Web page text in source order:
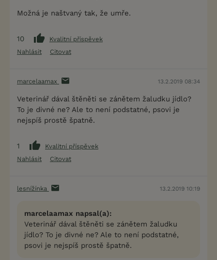
Možná je naštvaný tak, že umře.
10
Kvalitní příspěvek
Nahlásit
Citovat
marcelaamax 13.2.2019 08:34
Veterinář dával štěněti se zánětem žaludku jídlo?
To je divné ne? Ale to není podstatné, psovi je
nejspíš prostě špatně.
1
Kvalitní příspěvek
Nahlásit
Citovat
lesnížínka 13.2.2019 10:19
marcelaamax napsal(a):
Veterinář dával štěněti se zánětem žaludku
jídlo? To je divné ne? Ale to není podstatné,
psovi je nejspíš prostě špatně.